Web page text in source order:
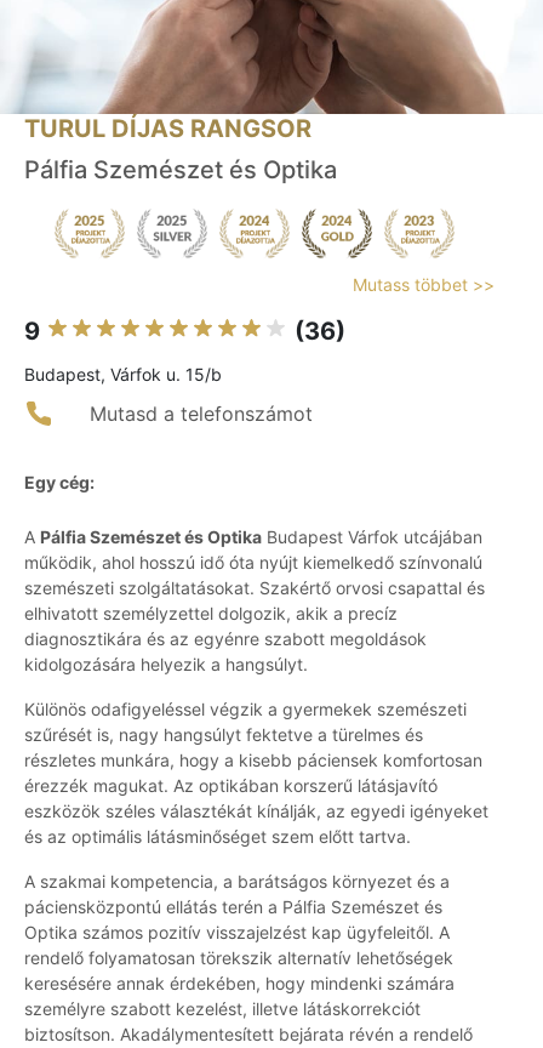
TURUL DÍJAS RANGSOR
Pálfia Szemészet és Optika
Mutass többet >>
9 (36)
Budapest, Várfok u. 15/b
Mutasd a telefonszámot
Egy cég:
A Pálfia Szemészet és Optika Budapest Várfok utcájában
működik, ahol hosszú idő óta nyújt kiemelkedő színvonalú
szemészeti szolgáltatásokat. Szakértő orvosi csapattal és
elhivatott személyzettel dolgozik, akik a precíz
diagnosztikára és az egyénre szabott megoldások
kidolgozására helyezik a hangsúlyt.
Különös odafigyeléssel végzik a gyermekek szemészeti
szűrését is, nagy hangsúlyt fektetve a türelmes és
részletes munkára, hogy a kisebb páciensek komfortosan
érezzék magukat. Az optikában korszerű látásjavító
eszközök széles választékát kínálják, az egyedi igényeket
és az optimális látásminőséget szem előtt tartva.
A szakmai kompetencia, a barátságos környezet és a
páciensközpontú ellátás terén a Pálfia Szemészet és
Optika számos pozitív visszajelzést kap ügyfeleitől. A
rendelő folyamatosan törekszik alternatív lehetőségek
keresésére annak érdekében, hogy mindenki számára
személyre szabott kezelést, illetve látáskorrekciót
biztosítson. Akadálymentesített bejárata révén a rendelő